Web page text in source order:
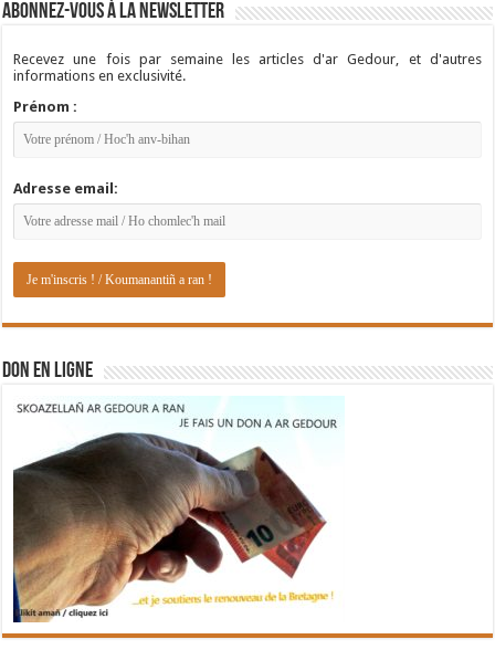
Abonnez-vous à la newsletter
Recevez une fois par semaine les articles d'ar Gedour, et d'autres
informations en exclusivité.
Prénom :
Adresse email:
DON EN LIGNE